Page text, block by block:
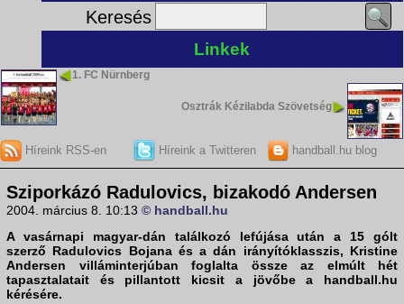
Keresés
Linkek
1. FC Nürnberg
Osztrák Kézilabda Szövetség
Híreink RSS-en Híreink a Twitteren handball.hu blog
Sziporkázó Radulovics, bizakodó Andersen
2004. március 8. 10:13 © handball.hu
A vasárnapi magyar-dán találkozó lefújása után a 15 gólt
szerző Radulovics Bojana és a dán irányítóklasszis, Kristine
Andersen villáminterjúban foglalta össze az elmúlt hét
tapasztalatait és pillantott kicsit a jövőbe a handball.hu
kérésére.